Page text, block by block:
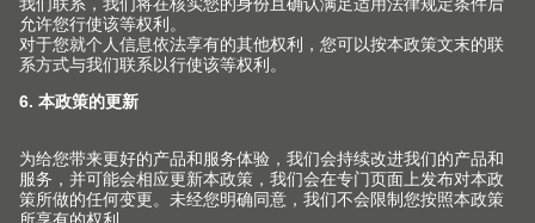
百隆家具配件（上海）有限公司
上海市 青浦工业园区北盈路399号
201700 上海市 CHINA
+86 21 3920 3355